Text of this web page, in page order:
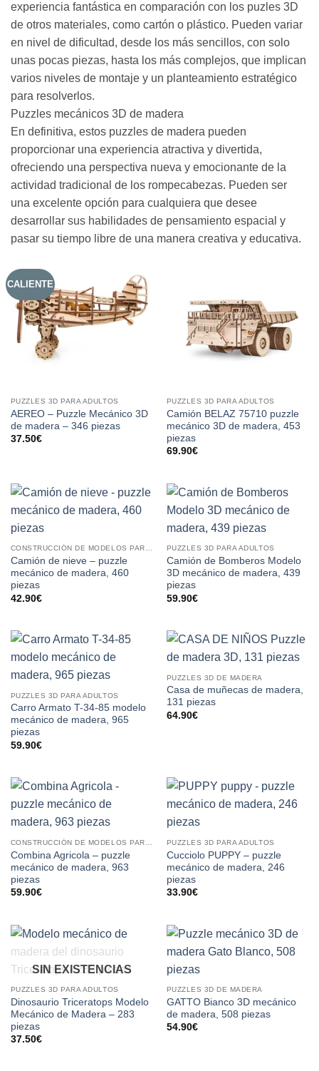
experiencia fantástica en comparación con los puzles 3D
de otros materiales, como cartón o plástico. Pueden variar
en nivel de dificultad, desde los más sencillos, con solo
unas pocas piezas, hasta los más complejos, que implican
varios niveles de montaje y un planteamiento estratégico
para resolverlos.
Puzzles mecánicos 3D de madera
En definitiva, estos puzzles de madera pueden
proporcionar una experiencia atractiva y divertida,
ofreciendo una perspectiva nueva y emocionante de la
actividad tradicional de los rompecabezas. Pueden ser
una excelente opción para cualquiera que desee
desarrollar sus habilidades de pensamiento espacial y
pasar su tiempo libre de una manera creativa y educativa.
CALIENTE
PUZZLES 3D PARA ADULTOS
AEREO – Puzzle Mecánico 3D
de madera – 346 piezas
37.50€
PUZZLES 3D PARA ADULTOS
Camión BELAZ 75710 puzzle
mecánico 3D de madera, 453
piezas
69.90€
CONSTRUCCIÓN DE MODELOS PARA ADULTOS
Camión de nieve – puzzle
mecánico de madera, 460
piezas
42.90€
PUZZLES 3D PARA ADULTOS
Camión de Bomberos Modelo
3D mecánico de madera, 439
piezas
59.90€
PUZZLES 3D PARA ADULTOS
Carro Armato T-34-85 modelo
mecánico de madera, 965
piezas
59.90€
PUZZLES 3D DE MADERA
Casa de muñecas de madera,
131 piezas
64.90€
Combina Agricola – puzzle
mecánico de madera, 963
piezas
59.90€
PUZZLES 3D PARA ADULTOS
Cucciolo PUPPY – puzzle
mecánico de madera, 246
piezas
33.90€
SIN EXISTENCIAS
PUZZLES 3D PARA ADULTOS
Dinosaurio Triceratops Modelo
Mecánico de Madera – 283
piezas
37.50€
PUZZLES 3D DE MADERA
GATTO Bianco 3D mecánico
de madera, 508 piezas
54.90€